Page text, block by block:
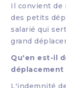
Il convient de
des petits
salarié qui
grand
Qu'en est-il
déplacement